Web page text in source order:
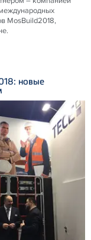
MosBuild2018,
новые